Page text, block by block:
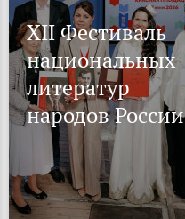
XII Фестиваль
национальных
литератур
народов России